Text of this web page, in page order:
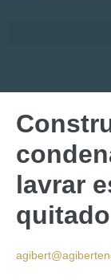
lavrar
quitado